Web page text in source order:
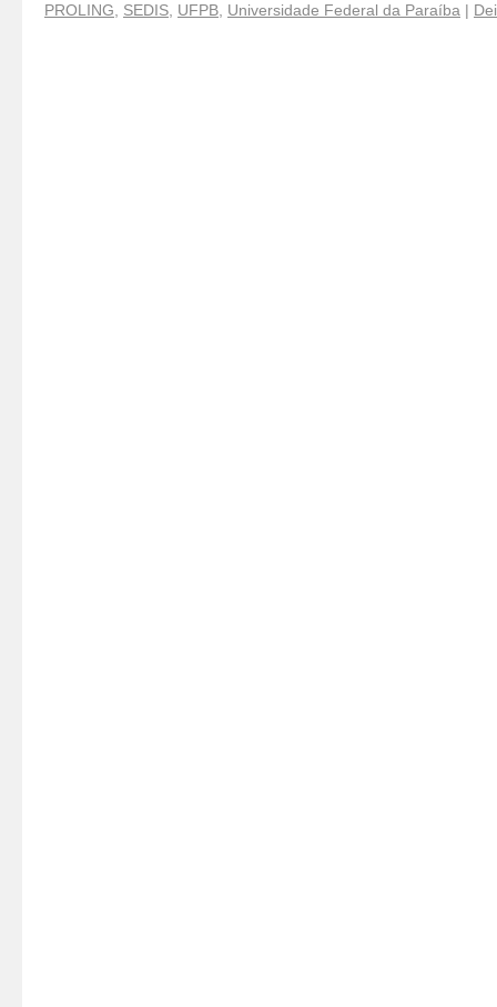
PROLING
SEDIS UFPB Universidade Federal da Paraíba |